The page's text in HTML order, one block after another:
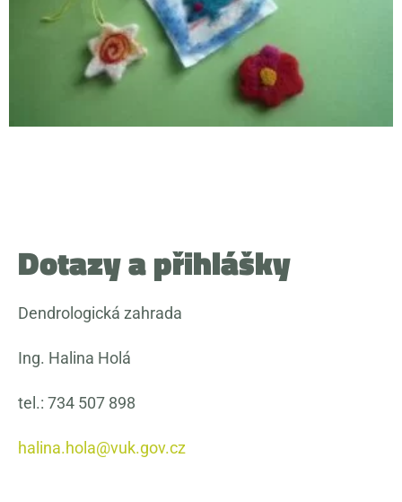
Dotazy a přihlášky
Dendrologická zahrada
Ing. Halina Holá
tel.: 734 507 898
halina.hola@vuk.gov.cz